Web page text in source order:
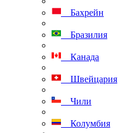
Бахрейн
Бразилия
Канада
Швейцария
Чили
Колумбия